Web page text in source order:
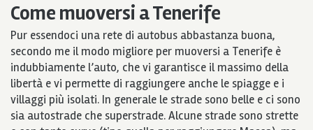
Come muoversi a Tenerife
Pur essendoci una rete di autobus abbastanza buona,
secondo me il modo migliore per muoversi a Tenerife è
indubbiamente l’auto, che vi garantisce il massimo della
libertà e vi permette di raggiungere anche le spiagge e i
villaggi più isolati. In generale le strade sono belle e ci sono
sia autostrade che superstrade. Alcune strade sono strette